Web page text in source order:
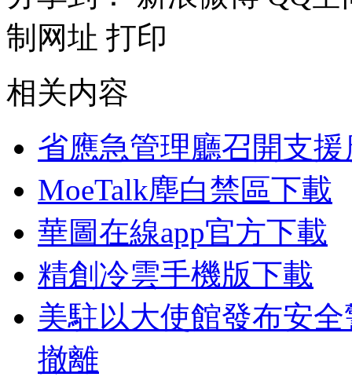
制网址 打印
相关内容
省應急管理廳召開支
MoeTalk塵白禁區下載
華圖在線app官方下載
精創冷雲手機版下載
美駐以大使館發布安
撤離